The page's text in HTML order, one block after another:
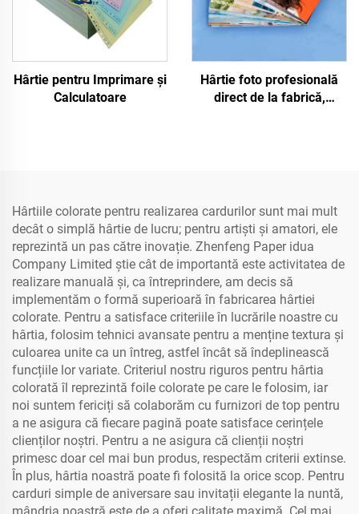
Hârtie pentru Imprimare și
Calculatoare
Hârtie foto profesională
direct de la fabrică,
Hârtiile colorate pentru realizarea cardurilor sunt mai mult
decât o simplă hârtie de lucru; pentru artiști și amatori, ele
reprezintă un pas către inovație. Zhenfeng Paper idua
Company Limited știe cât de importantă este activitatea de
realizare manuală și, ca întreprindere, am decis să
implementăm o formă superioară în fabricarea hârtiei
colorate. Pentru a satisface criteriile în lucrările noastre cu
hârtia, folosim tehnici avansate pentru a menține textura și
culoarea unite ca un întreg, astfel încât să îndeplinească
funcțiile lor variate. Criteriul nostru riguros pentru hârtia
colorată îl reprezintă foile colorate pe care le folosim, iar
noi suntem fericiți să colaborăm cu furnizori de top pentru
a ne asigura că fiecare pagină poate satisface cerințele
clienților noștri. Pentru a ne asigura că clienții noștri
primesc doar cel mai bun produs, respectăm criterii extinse.
În plus, hârtia noastră poate fi folosită la orice scop. Pentru
carduri simple de aniversare sau invitații elegante la nuntă,